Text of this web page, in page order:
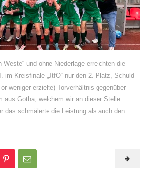
Weste“ und ohne Niederlage erreichten die
im Kreisfinale „JtfO“ nur den 2. Platz, Schuld
weniger erzielte) Torverhältnis gegenüber
aus Gotha, welchem wir an dieser Stelle
das schmälerte die Leistung als auch den